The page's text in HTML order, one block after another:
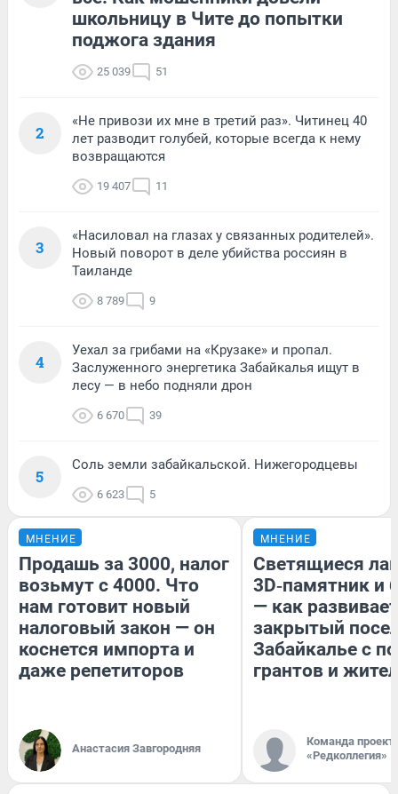
школьницу в Чите до попытки
поджога здания
25 039 51
2
«Не привози их мне в третий раз». Читинец 40
лет разводит голубей, которые всегда к нему
возвращаются
19 407 11
3
«Насиловал на глазах у связанных родителей».
Новый поворот в деле убийства россиян в
Таиланде
8 789 9
4
Уехал за грибами на «Крузаке» и пропал.
Заслуженного энергетика Забайкалья ищут в
лесу — в небо подняли дрон
6 670 39
5
Соль земли забайкальской. Нижегородцевы
6 623 5
МНЕНИЕ
Продашь за 3000, налог
возьмут с 4000. Что
нам готовит новый
налоговый закон — он
коснется импорта и
даже репетиторов
Анастасия Завгородняя
МНЕНИЕ
Светящиеся
3D‑памятник и
— как
закрытый
Забайкалье с
грантов и
Команда
«Редколлегия»